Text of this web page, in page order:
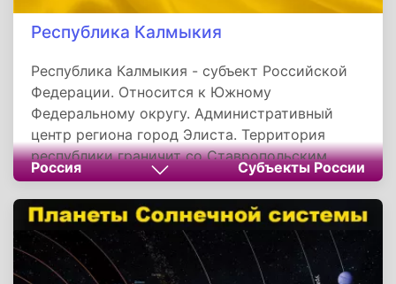
Республика Калмыкия
Республика Калмыкия - субъект Российской
Федерации. Относится к Южному
Федеральному округу. Административный
центр региона город Элиста. Территория
республики граничит со Ставропольским
краем, республикой Дагестан, Волгоградской,
Астраханской и Ростовской областями
Россия Субъекты России